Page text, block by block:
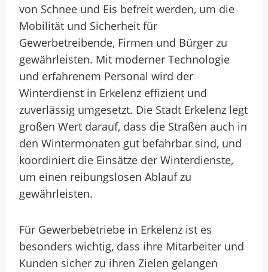
von Schnee und Eis befreit werden, um die
Mobilität und Sicherheit für
Gewerbetreibende, Firmen und Bürger zu
gewährleisten. Mit moderner Technologie
und erfahrenem Personal wird der
Winterdienst in Erkelenz effizient und
zuverlässig umgesetzt. Die Stadt Erkelenz legt
großen Wert darauf, dass die Straßen auch in
den Wintermonaten gut befahrbar sind, und
koordiniert die Einsätze der Winterdienste,
um einen reibungslosen Ablauf zu
gewährleisten.
Für Gewerbebetriebe in Erkelenz ist es
besonders wichtig, dass ihre Mitarbeiter und
Kunden sicher zu ihren Zielen gelangen